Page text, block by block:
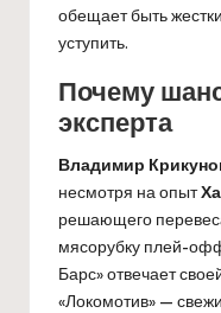
обещает быть
уступить.
Почему
эксперта
Владимир
несмотря на опыт
решающего
мясорубку плей-
Барс» отвечает
«Локомотив» —